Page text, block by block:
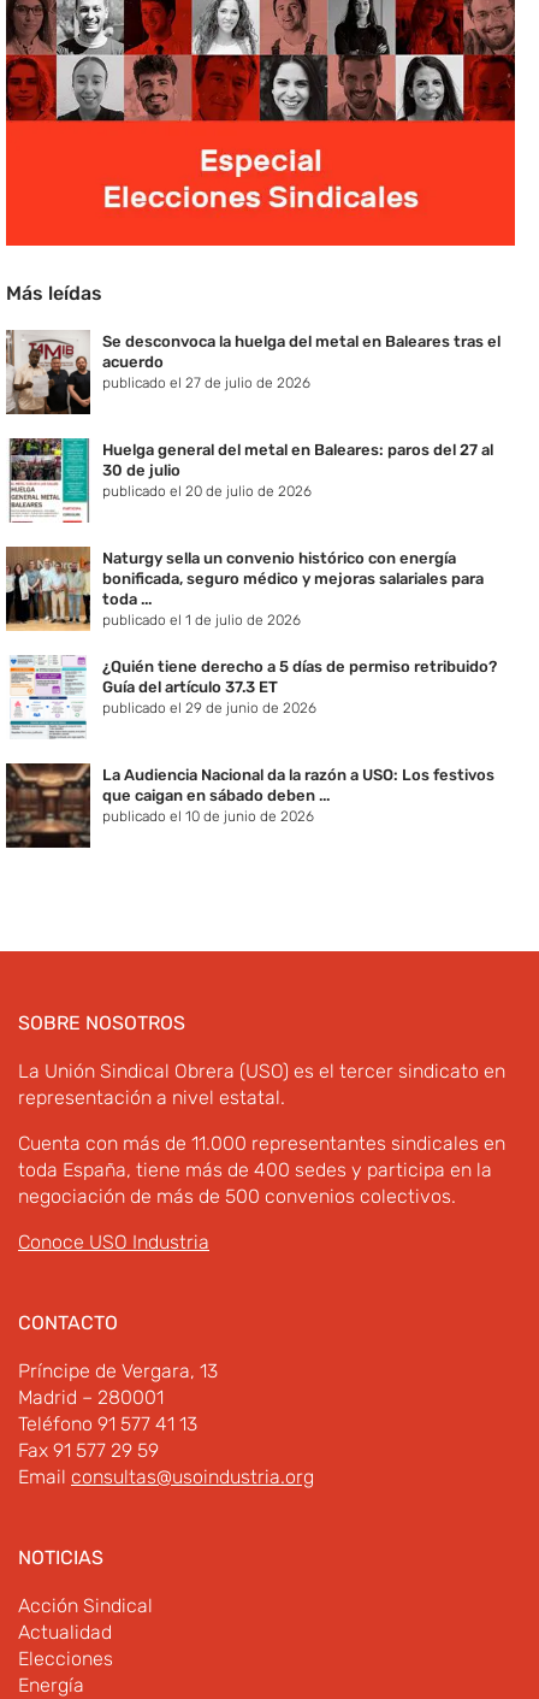
Más leídas
Se desconvoca la huelga del metal en Baleares tras el
acuerdo
publicado el 27 de julio de 2026
Huelga general del metal en Baleares: paros del 27 al
30 de julio
publicado el 20 de julio de 2026
Naturgy sella un convenio histórico con energía
bonificada, seguro médico y mejoras salariales para
toda ...
publicado el 1 de julio de 2026
¿Quién tiene derecho a 5 días de permiso retribuido?
Guía del artículo 37.3 ET
publicado el 29 de junio de 2026
La Audiencia Nacional da la razón a USO: Los festivos
que caigan en sábado deben ...
publicado el 10 de junio de 2026
SOBRE NOSOTROS
La Unión Sindical Obrera (USO) es el tercer sindicato en
representación a nivel estatal.
Cuenta con más de 11.000 representantes sindicales en
toda España, tiene más de 400 sedes y participa en la
negociación de más de 500 convenios colectivos.
Conoce USO Industria
CONTACTO
Príncipe de Vergara, 13
Madrid – 280001
Teléfono 91 577 41 13
Fax 91 577 29 59
Email consultas@usoindustria.org
NOTICIAS
Acción Sindical
Actualidad
Elecciones
Energía